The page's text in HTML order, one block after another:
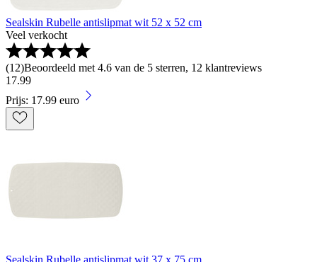
Sealskin Rubelle antislipmat wit 52 x 52 cm
Veel verkocht
(12)Beoordeeld met 4.6 van de 5 sterren, 12 klantreviews
17.99
Prijs: 17.99 euro